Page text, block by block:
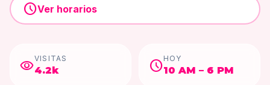
scheduleVer horarios
visibilityVISITAS
4.2k scheduleHOY
10 AM – 6 PM